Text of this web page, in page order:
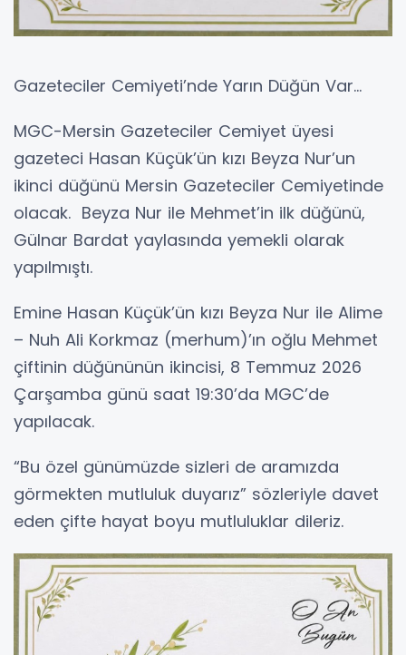
Gazeteciler Cemiyeti’nde Yarın Düğün Var…
MGC-Mersin Gazeteciler Cemiyet üyesi
gazeteci Hasan Küçük’ün kızı Beyza Nur’un
ikinci düğünü Mersin Gazeteciler Cemiyetinde
olacak. Beyza Nur ile Mehmet’in ilk düğünü,
Gülnar Bardat yaylasında yemekli olarak
yapılmıştı.
Emine Hasan Küçük’ün kızı Beyza Nur ile Alime
– Nuh Ali Korkmaz (merhum)’ın oğlu Mehmet
çiftinin düğününün ikincisi, 8 Temmuz 2026
Çarşamba günü saat 19:30’da MGC’de
yapılacak.
“Bu özel günümüzde sizleri de aramızda
görmekten mutluluk duyarız” sözleriyle davet
eden çifte hayat boyu mutluluklar dileriz.